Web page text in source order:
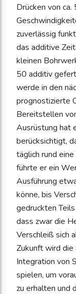
Drücken von
zuverlässig
das additive
kleinen
50 additiv
werde in den
prognostizierte
Bereitstellen
Ausrüstung hat
berücksichtigt,
täglich rund
führte er ein
Ausführung
könne, bis
gedruckten
dass zwar die
Verschleiß sich
Zukunft wird
Integration von
spielen, um
zu erhalten und